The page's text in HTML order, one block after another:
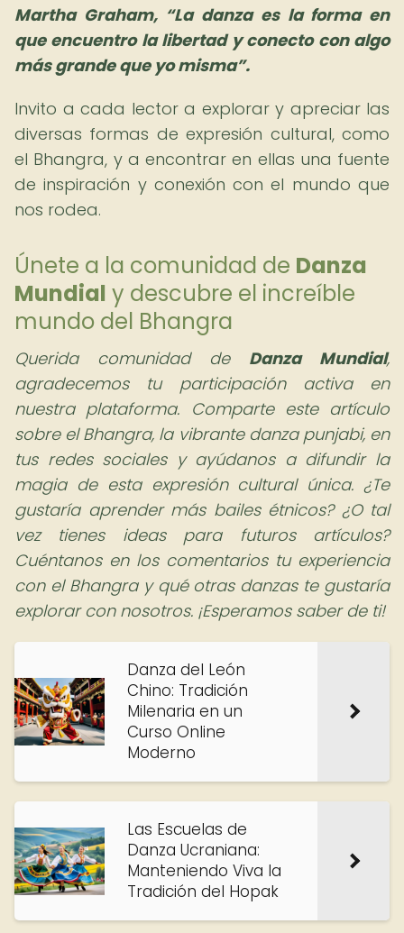
Martha Graham,
La danza es la forma en
que encuentro la libertad y conecto con algo
más grande que yo misma .
Invito a cada lector a explorar y apreciar las
diversas formas de expresión cultural, como
el Bhangra, y a encontrar en ellas una fuente
de inspiración y conexión con el mundo que
nos rodea.
Únete a la comunidad de Danza
Mundial y descubre el increíble
mundo del Bhangra
Querida comunidad de Danza Mundial,
agradecemos tu participación activa en
nuestra plataforma. Comparte este artículo
sobre el Bhangra, la vibrante danza punjabi, en
tus redes sociales y ayúdanos a difundir la
magia de esta expresión cultural única. ¿Te
gustaría aprender más bailes étnicos? ¿O tal
vez tienes ideas para futuros artículos?
Cuéntanos en los comentarios tu experiencia
con el Bhangra y qué otras danzas te gustaría
explorar con nosotros. ¡Esperamos saber de ti!
Danza del León
Chino: Tradición
Milenaria en un
Curso Online
Moderno
Las Escuelas de
Danza Ucraniana:
Manteniendo Viva la
Tradición del Hopak